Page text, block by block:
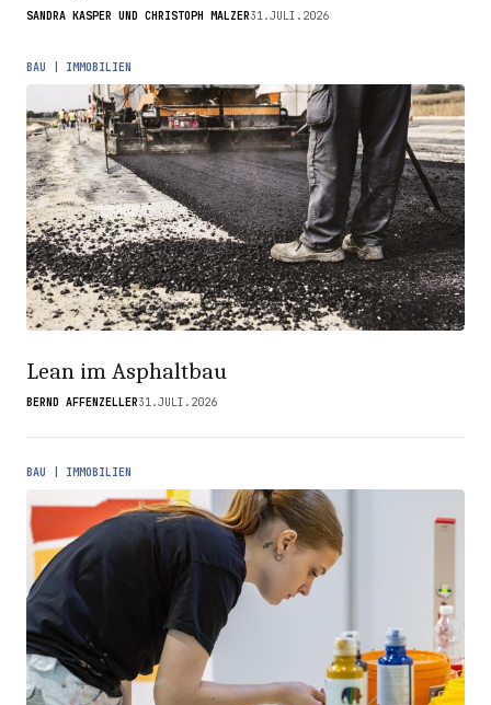
SANDRA KASPER UND CHRISTOPH MALZER31.JULI.2026
BAU | IMMOBILIEN
Lean im Asphaltbau
BERND AFFENZELLER31.JULI.2026
BAU | IMMOBILIEN